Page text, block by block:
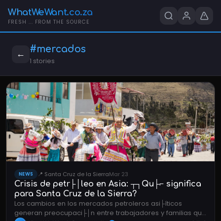
WhatWeWant.co.za
FRESH ... FROM THE SOURCE
← #mercados
1 stories
NEWS 📍 Santa Cruz de la SierraMar 23
Crisis de petr├│leo en Asia: ┬┐Qu├⌐ significa
para Santa Cruz de la Sierra?
Los cambios en los mercados petroleros asi├íticos
generan preocupaci├│n entre trabajadores y familias que